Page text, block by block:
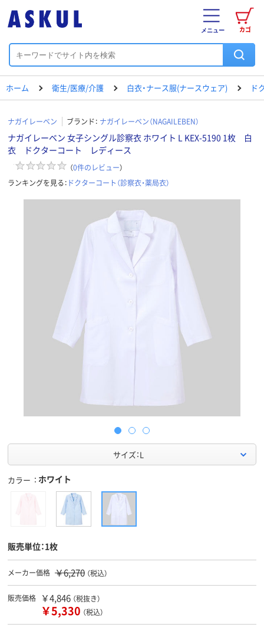
カゴ
メニュー
ホーム 衛生/医療/介護 白衣・ナース服(ナースウェア) ド
ナガイレーベン ブランド： ナガイレーベン（NAGAILEBEN）
ナガイレーベン 女子シングル診察衣 ホワイト L KEX-5190 1枚 白
衣 ドクターコート レディース
（0件のレビュー）
ランキングを見る： ドクターコート（診察衣・薬局衣）
サイズ：L
カラー ホワイト
販売単位：1枚
メーカー価格 ￥6,270 （税込）
販売価格 ￥4,846 （税抜き）
￥5,330 （税込）